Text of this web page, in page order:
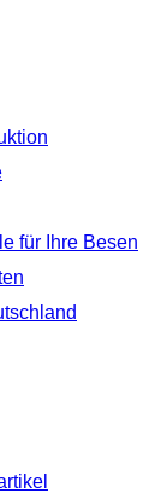
für Ihre Besen